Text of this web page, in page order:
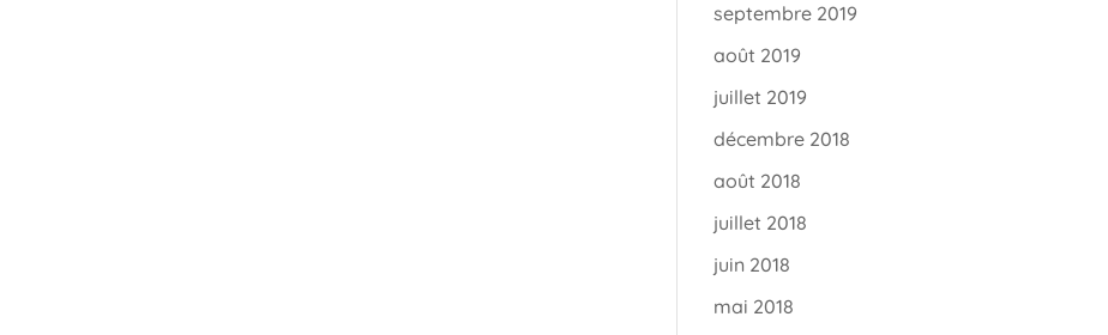
septembre 2019
août 2019
juillet 2019
décembre 2018
août 2018
juillet 2018
juin 2018
mai 2018